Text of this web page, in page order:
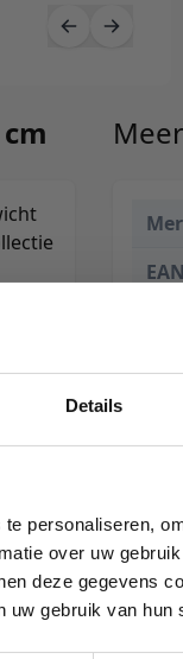
Details
personaliseren,
over uw
deze gegevens
uw gebruik van hun
EAN
direct